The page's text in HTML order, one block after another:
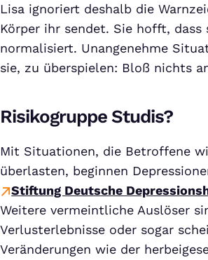
Lisa ignoriert deshalb die
Körper ihr sendet. Sie hofft, dass
normalisiert. Unangenehme
sie, zu überspielen: Bloß nichts
Risikogruppe Studis?
Mit Situationen, die Betroffene
überlasten, beginnen
Stiftung Deutsche
Weitere vermeintliche Auslöser
Verlusterlebnisse oder sogar
Veränderungen wie der